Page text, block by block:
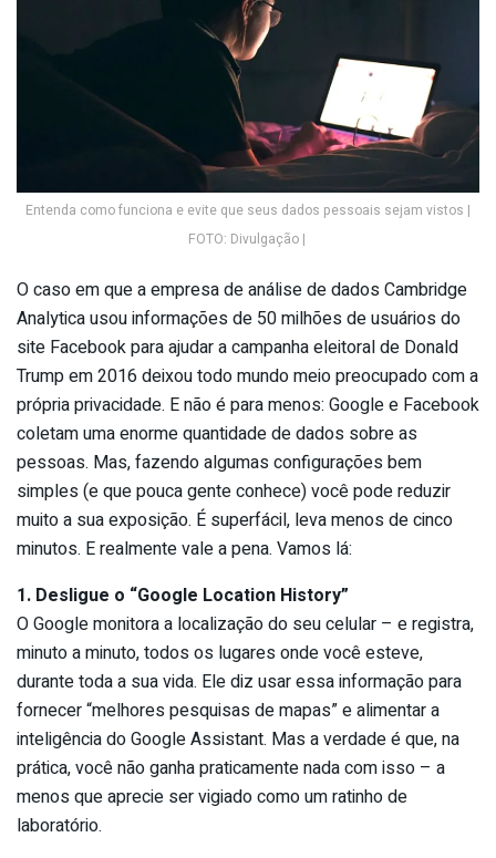
Entenda como funciona e evite que seus dados pessoais sejam vistos |
FOTO: Divulgação |
O caso em que a empresa de análise de dados Cambridge
Analytica usou informações de 50 milhões de usuários do
site Facebook para ajudar a campanha eleitoral de Donald
Trump em 2016 deixou todo mundo meio preocupado com a
própria privacidade. E não é para menos: Google e Facebook
coletam uma enorme quantidade de dados sobre as
pessoas. Mas, fazendo algumas configurações bem
simples (e que pouca gente conhece) você pode reduzir
muito a sua exposição. É superfácil, leva menos de cinco
minutos. E realmente vale a pena. Vamos lá:
1. Desligue o “Google Location History”
O Google monitora a localização do seu celular – e registra,
minuto a minuto, todos os lugares onde você esteve,
durante toda a sua vida. Ele diz usar essa informação para
fornecer “melhores pesquisas de mapas” e alimentar a
inteligência do Google Assistant. Mas a verdade é que, na
prática, você não ganha praticamente nada com isso – a
menos que aprecie ser vigiado como um ratinho de
laboratório.